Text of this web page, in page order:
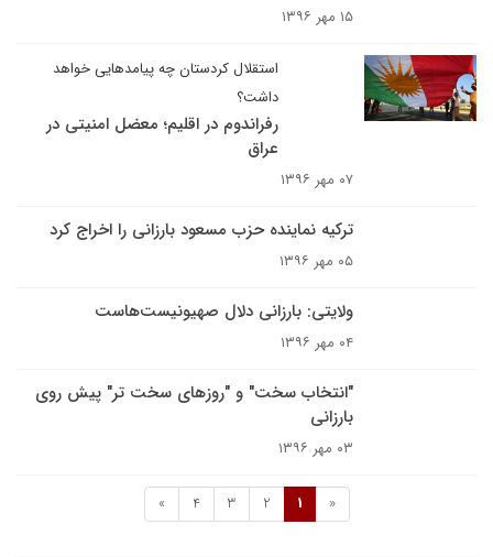
۱۵ مهر ۱۳۹۶
استقلال کردستان چه پیامدهایی خواهد
داشت؟
رفراندوم در اقلیم؛ معضل امنیتی در
عراق
۰۷ مهر ۱۳۹۶
ترکیه نماینده حزب مسعود بارزانی را اخراج کرد
۰۵ مهر ۱۳۹۶
ولایتی: بارزانی دلال صهیونیست‌هاست
۰۴ مهر ۱۳۹۶
"انتخاب سخت" و "روزهای سخت تر" پیش روی
بارزانی
۰۳ مهر ۱۳۹۶
«
1
2
3
4
»